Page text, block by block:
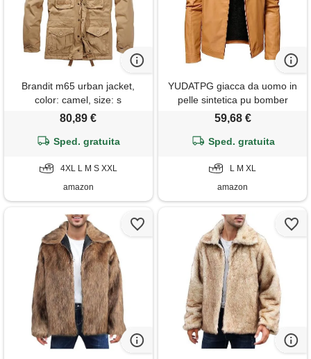
Brandit m65 urban jacket,
color: camel, size: s
80,89 €
Sped. gratuita
4XL L M S XXL
amazon
YUDATPG giacca da uomo in
pelle sintetica pu bomber
moto slim fit soft touch
cerniera cappotto spesso
termica peluche, cachi, m
59,68 €
Sped. gratuita
L M XL
amazon